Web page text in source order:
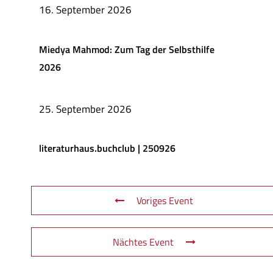
16. September 2026
Miedya Mahmod: Zum Tag der Selbsthilfe
2026
25. September 2026
literaturhaus.buchclub | 250926
Voriges Event
Nächtes Event